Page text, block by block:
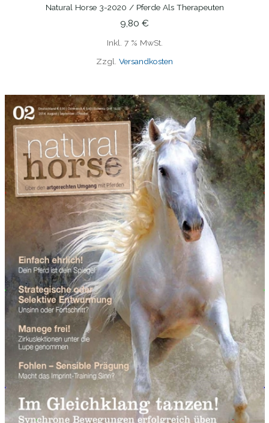
IN DEN WARENKORB
Natural Horse 3-2020 / Pferde Als Therapeuten
9,80 €
Inkl. 7 % MwSt.
Zzgl. Versandkosten